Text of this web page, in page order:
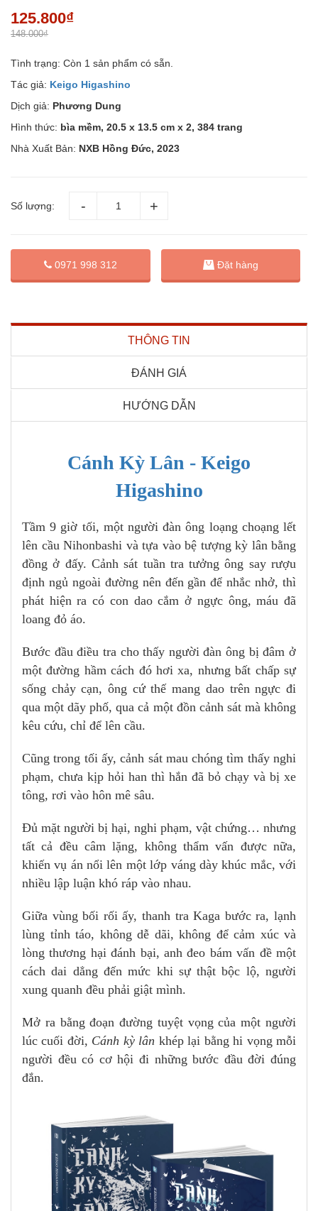
125.800₫
148.000₫
Tình trạng: Còn 1 sản phẩm có sẵn.
Tác giả: Keigo Higashino
Dịch giả: Phương Dung
Hình thức: bìa mềm, 20.5 x 13.5 cm x 2, 384 trang
Nhà Xuất Bản: NXB Hồng Đức, 2023
Số lượng:
0971 998 312 Đặt hàng
THÔNG TIN
ĐÁNH GIÁ
HƯỚNG DẪN
Cánh Kỳ Lân - Keigo
Higashino
Tầm 9 giờ tối, một người đàn ông loạng choạng lết
lên cầu Nihonbashi và tựa vào bệ tượng kỳ lân bằng
đồng ở đấy. Cảnh sát tuần tra tưởng ông say rượu
định ngủ ngoài đường nên đến gần để nhắc nhở, thì
phát hiện ra có con dao cắm ở ngực ông, máu đã
loang đỏ áo.
Bước đầu điều tra cho thấy người đàn ông bị đâm ở
một đường hầm cách đó hơi xa, nhưng bất chấp sự
sống chảy cạn, ông cứ thế mang dao trên ngực đi
qua một dãy phố, qua cả một đồn cảnh sát mà không
kêu cứu, chỉ để lên cầu.
Cũng trong tối ấy, cảnh sát mau chóng tìm thấy nghi
phạm, chưa kịp hỏi han thì hắn đã bỏ chạy và bị xe
tông, rơi vào hôn mê sâu.
Đủ mặt người bị hại, nghi phạm, vật chứng… nhưng
tất cả đều câm lặng, không thẩm vấn được nữa,
khiến vụ án nổi lên một lớp váng dày khúc mắc, với
nhiều lập luận khó ráp vào nhau.
Giữa vùng bối rối ấy, thanh tra Kaga bước ra, lạnh
lùng tỉnh táo, không dễ dãi, không để cảm xúc và
lòng thương hại đánh bại, anh đeo bám vấn đề một
cách dai dẳng đến mức khi sự thật bộc lộ, người
xung quanh đều phải giật mình.
Mở ra bằng đoạn đường tuyệt vọng của một người
lúc cuối đời, Cánh kỳ lân khép lại bằng hi vọng mỗi
người đều có cơ hội đi những bước đầu đời đúng
đắn.